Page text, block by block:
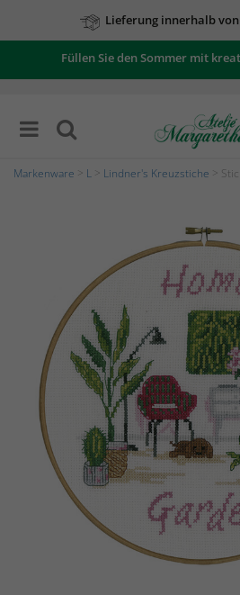
Lieferung innerhalb von
Füllen Sie den Sommer mit
Markenware L Lindner's Kreuzstiche >